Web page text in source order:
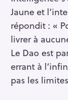
Jaune et
répondit : «
livrer à
Le Dao est
errant à
pas les